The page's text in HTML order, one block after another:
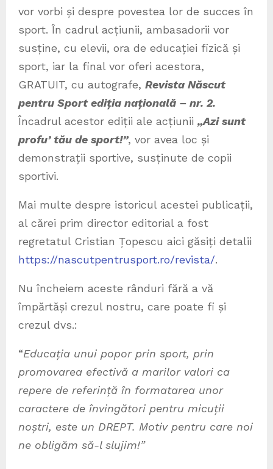
vor vorbi și despre povestea lor de succes în
sport. În cadrul acțiunii, ambasadorii vor
susține, cu elevii, ora de educației fizică și
sport, iar la final vor oferi acestora,
GRATUIT, cu autografe, Revista Născut
pentru Sport ediția națională – nr. 2.
Încadrul acestor ediții ale acțiunii „Azi sunt
profu’ tău de sport!”, vor avea loc și
demonstrații sportive, susținute de copii
sportivi.
Mai multe despre istoricul acestei publicații,
al cărei prim director editorial a fost
regretatul Cristian Țopescu aici găsiți detalii
https://nascutpentrusport.ro/revista/.
Nu încheiem aceste rânduri fără a vă
împărtăși crezul nostru, care poate fi și
crezul dvs.:
“Educația unui popor prin sport, prin
promovarea efectivă a marilor valori ca
repere de referință în formatarea unor
caractere de învingători pentru micuții
noștri, este un DREPT. Motiv pentru care noi
ne obligăm să-l slujim!”